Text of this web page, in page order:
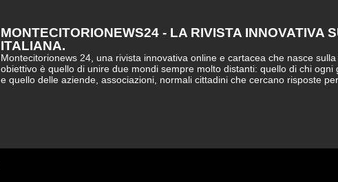
MONTECITORIONEWS24 - LA RIVISTA INNOVATIVA
ITALIANA.
Montecitorionews 24, una rivista innovativa online e cartacea che nasce
obiettivo è quello di unire due mondi sempre molto distanti: quello di chi
e quello delle aziende, associazioni, normali cittadini che cercano risposte